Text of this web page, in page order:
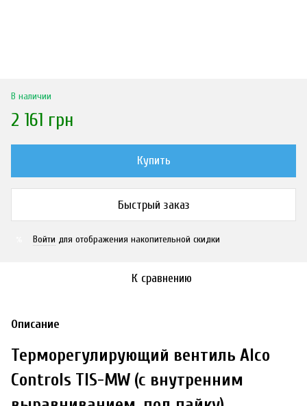
В наличии
2 161 грн
Купить
Быстрый заказ
Войти для отображения накопительной скидки
К сравнению
Описание
Терморегулирующий вентиль Alco
Controls TIS-MW (с внутренним